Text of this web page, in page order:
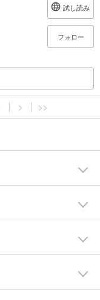
試し読み
フォロー
> >>